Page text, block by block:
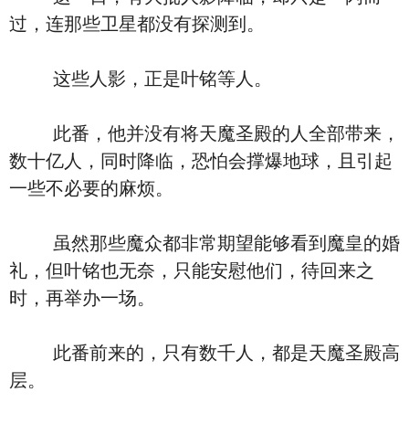
过，连那些卫星都没有探测到。
这些人影，正是叶铭等人。
此番，他并没有将天魔圣殿的人全部带来，
数十亿人，同时降临，恐怕会撑爆地球，且引起
一些不必要的麻烦。
虽然那些魔众都非常期望能够看到魔皇的婚
礼，但叶铭也无奈，只能安慰他们，待回来之
时，再举办一场。
此番前来的，只有数千人，都是天魔圣殿高
层。